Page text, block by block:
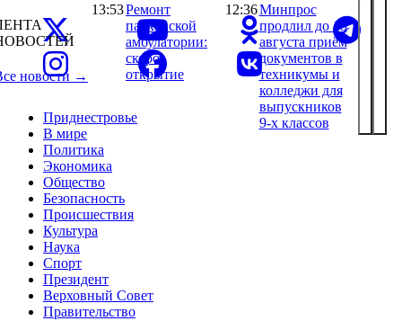
Приднестровье
В мире
Политика
Экономика
Общество
Безопасность
Происшествия
Культура
Наука
Спорт
Президент
Верховный Совет
Правительство
новости →
13:53Ремонт
парканской
амбулатории:
скоро
открытие
12:36Минпрос
продлил до 15
августа приём
документов в
техникумы и
колледжи для
выпускников
9-х классов